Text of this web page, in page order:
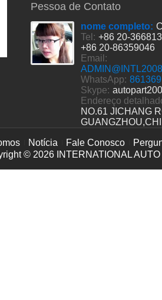
Pessoa de Contato
nome completo:
Tel: +86 20-
+86 20-86359046
Email:
WhatsApp:
Skype:
Endereço
NO.61 JICHANG
Notícia Fale Conosco
© 2026 INTERNATIONAL